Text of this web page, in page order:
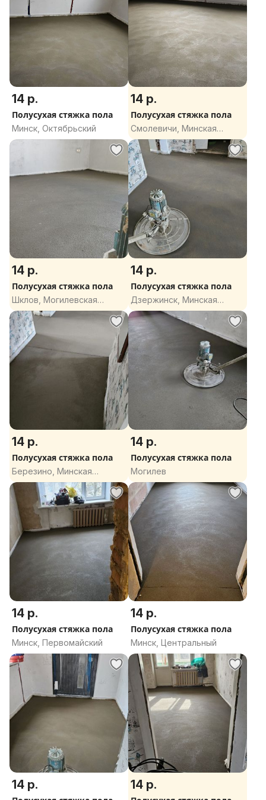
14 р.
Полусухая стяжка пола
Минск, Октябрьский
14 р.
Полусухая стяжка пола
Смолевичи, Минская
область
14 р.
Полусухая стяжка пола
Шклов, Могилевская
область
14 р.
Полусухая стяжка пола
Дзержинск, Минская
область
14 р.
Полусухая стяжка пола
Березино, Минская
область
14 р.
Полусухая стяжка пола
Могилев
14 р.
Полусухая стяжка пола
Минск, Первомайский
14 р.
Полусухая стяжка пола
Минск, Центральный
14 р. 14 р.